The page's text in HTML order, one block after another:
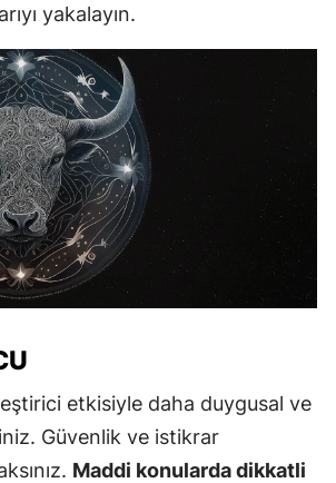
yakalayın.
etkisiyle daha duygusal ve
Güvenlik ve istikrar
Maddi konularda dikkatli